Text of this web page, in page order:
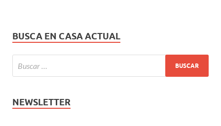
BUSCA EN CASA ACTUAL
NEWSLETTER